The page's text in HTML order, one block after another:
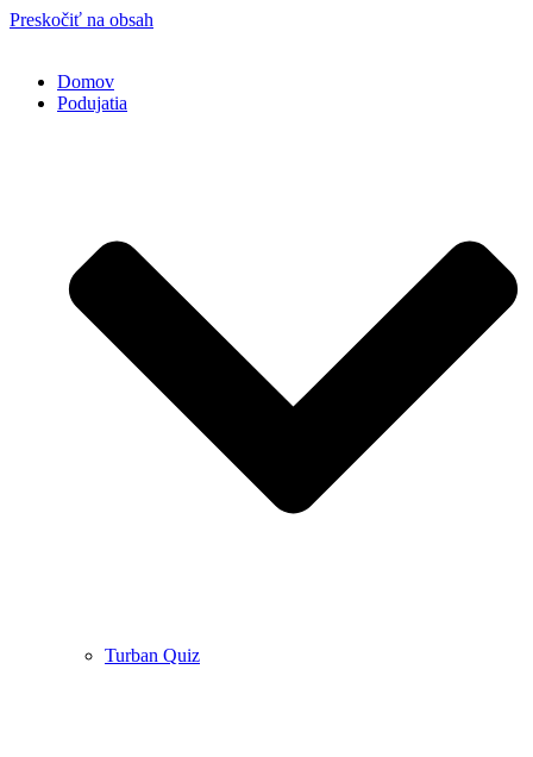
Preskočiť na obsah
Domov
Podujatia
Turban Quiz